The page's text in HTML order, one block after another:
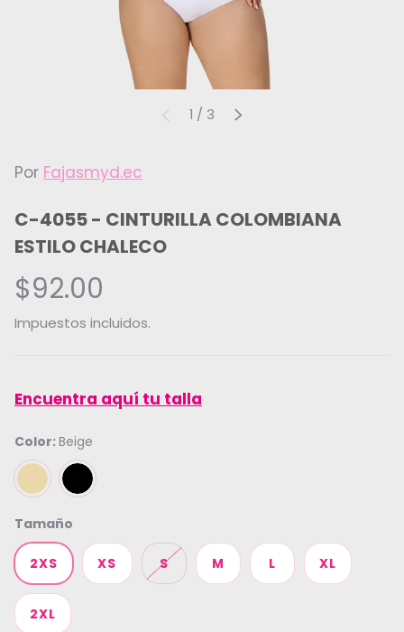
ANTERIOR
1 / de
3 SIGUIENTE
Por Fajasmyd.ec
C-4055 - CINTURILLA COLOMBIANA
ESTILO CHALECO
$92.00
Impuestos incluidos.
Encuentra aquí tu talla
Color:Beige
BEIGENEGRO
Tamaño
2XS XS S M L XL
2XL